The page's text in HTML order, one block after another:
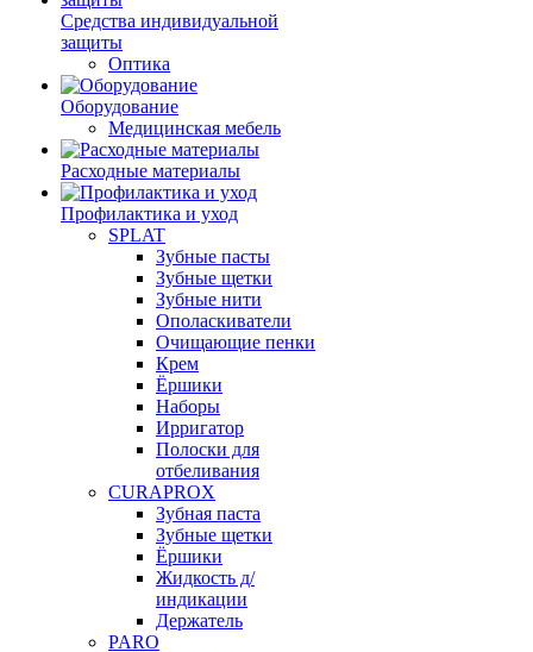
Средства индивидуальной
защиты
Оптика
Оборудование
Медицинская мебель
Расходные материалы
Профилактика и уход
SPLAT
Зубные пасты
Зубные щетки
Зубные нити
Ополаскиватели
Очищающие пенки
Крем
Ёршики
Наборы
Ирригатор
Полоски для
отбеливания
CURAPROX
Зубная паста
Зубные щетки
Ёршики
Жидкость д/
индикации
Держатель
PARO